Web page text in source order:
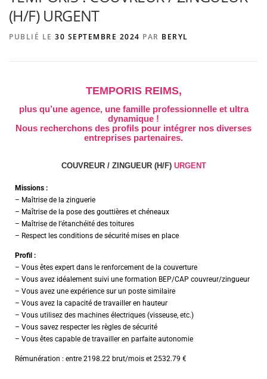
AGENCE DE PUBLICITÉ
(H/F) URGENT
PUBLIÉ LE 30 SEPTEMBRE 2024 PAR BERYL
TEMPORIS REIMS,
plus qu’une agence, une famille professionnelle et ultra
dynamique !
Nous recherchons des profils pour intégrer nos diverses
entreprises partenaires.
COUVREUR / ZINGUEUR (H/F) URGENT
Missions :
– Maîtrise de la zinguerie
– Maîtrise de la pose des gouttières et chéneaux
– Maîtrise de l’étanchéité des toitures
– Respect les conditions de sécurité mises en place
Profil :
– Vous êtes expert dans le renforcement de la couverture
– Vous avez idéalement suivi une formation BEP/CAP couvreur/zingueur
– Vous avez une expérience sur un poste similaire
– Vous avez la capacité de travailler en hauteur
– Vous utilisez des machines électriques (visseuse, etc.)
– Vous savez respecter les règles de sécurité
– Vous êtes capable de travailler en parfaite autonomie
Rémunération : entre 2198.22 brut/mois et 2532.79 €